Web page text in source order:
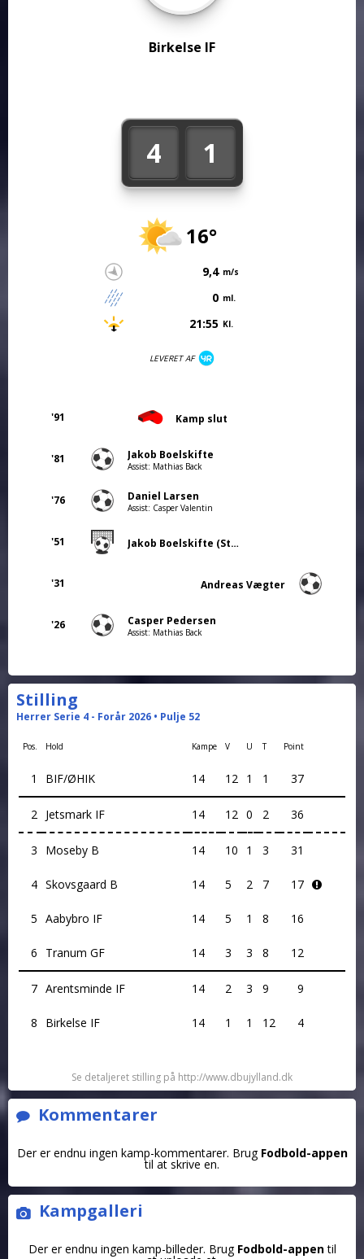
4 1
16°
9,4 m/s
0 ml.
21:55 Kl.
LEVERET AF
Birkelse IF
'91 Kamp slut
'81 Jakob Boelskifte
Assist: Mathias Back
'76 Daniel Larsen
Assist: Casper Valentin
'51 Jakob Boelskifte (Straffe)
'31 Andreas Vægter
'26 Casper Pedersen
Assist: Mathias Back
Stilling
Herrer Serie 4 - Forår 2026 • Pulje 52
Pos. Hold Kampe V U T Point
1 BIF/ØHIK 14 12 1 1 37
2 Jetsmark IF 14 12 0 2 36
3 Moseby B 14 10 1 3 31
4 Skovsgaard B 14 5 2 7 17
5 Aabybro IF 14 5 1 8 16
6 Tranum GF 14 3 3 8 12
7 Arentsminde IF 14 2 3 9 9
8 Birkelse IF 14 1 1 12 4
Se detaljeret stilling på http://www.dbujylland.dk
Kommentarer
Der er endnu ingen kamp-kommentarer. Brug Fodbold-appen
til at skrive en.
Kampgalleri
Der er endnu ingen kamp-billeder. Brug Fodbold-appentil